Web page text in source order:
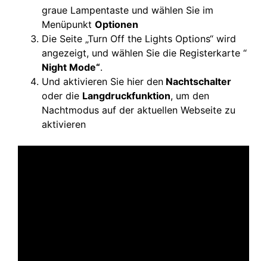
graue Lampentaste und wählen Sie im
Menüpunkt Optionen
Die Seite „Turn Off the Lights Options“ wird
angezeigt, und wählen Sie die Registerkarte “
Night Mode“.
Und aktivieren Sie hier den Nachtschalter
oder die Langdruckfunktion, um den
Nachtmodus auf der aktuellen Webseite zu
aktivieren